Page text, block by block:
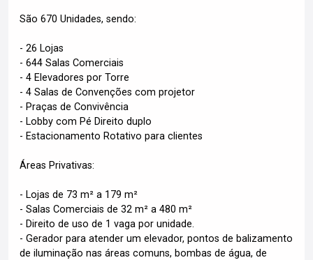
São 670 Unidades, sendo:
- 26 Lojas
- 644 Salas Comerciais
- 4 Elevadores por Torre
- 4 Salas de Convenções com projetor
- Praças de Convivência
- Lobby com Pé Direito duplo
- Estacionamento Rotativo para clientes
Áreas Privativas:
- Lojas de 73 m² a 179 m²
- Salas Comerciais de 32 m² a 480 m²
- Direito de uso de 1 vaga por unidade.
- Gerador para atender um elevador, pontos de balizamento
de iluminação nas áreas comuns, bombas de água, de